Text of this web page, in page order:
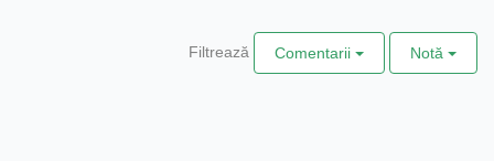
Filtrează Comentarii Notă